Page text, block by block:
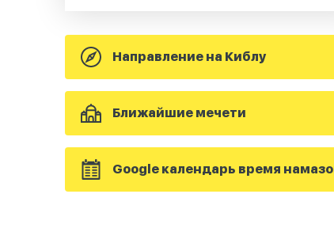
Направление на Киблу
Ближайшие мечети
Google календарь время